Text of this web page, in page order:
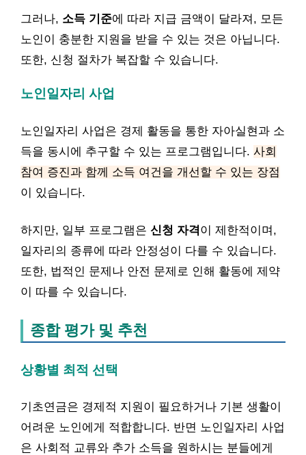
그러나, 소득 기준에 따라 지급 금액이 달라져, 모든
노인이 충분한 지원을 받을 수 있는 것은 아닙니다.
또한, 신청 절차가 복잡할 수 있습니다.
노인일자리 사업
노인일자리 사업은 경제 활동을 통한 자아실현과 소
득을 동시에 추구할 수 있는 프로그램입니다. 사회
참여 증진과 함께 소득 여건을 개선할 수 있는 장점
이 있습니다.
하지만, 일부 프로그램은 신청 자격이 제한적이며,
일자리의 종류에 따라 안정성이 다를 수 있습니다.
또한, 법적인 문제나 안전 문제로 인해 활동에 제약
이 따를 수 있습니다.
종합 평가 및 추천
상황별 최적 선택
기초연금은 경제적 지원이 필요하거나 기본 생활이
어려운 노인에게 적합합니다. 반면 노인일자리 사업
은 사회적 교류와 추가 소득을 원하시는 분들에게